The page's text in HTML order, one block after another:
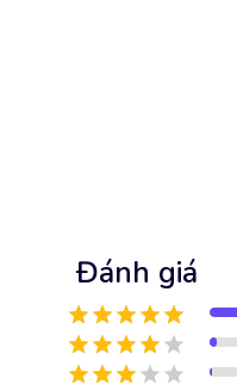
Đánh giá